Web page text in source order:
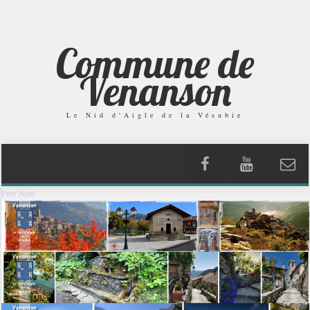
Commune de
Venanson
Le Nid d'Aigle de la Vésubie
Prev Next